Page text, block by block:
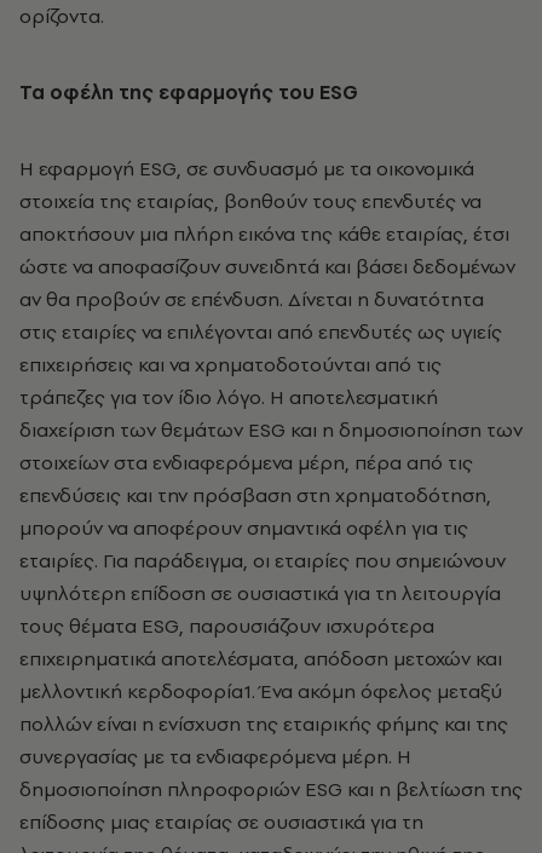
ορίζοντα.
Τα οφέλη της εφαρμογής του ESG
Η εφαρμογή ESG, σε συνδυασμό με τα οικονομικά
στοιχεία της εταιρίας, βοηθούν τους επενδυτές να
αποκτήσουν μια πλήρη εικόνα της κάθε εταιρίας, έτσι
ώστε να αποφασίζουν συνειδητά και βάσει δεδομένων
αν θα προβούν σε επένδυση. Δίνεται η δυνατότητα
στις εταιρίες να επιλέγονται από επενδυτές ως υγιείς
επιχειρήσεις και να χρηματοδοτούνται από τις
τράπεζες για τον ίδιο λόγο. Η αποτελεσματική
διαχείριση των θεμάτων ESG και η δημοσιοποίηση των
στοιχείων στα ενδιαφερόμενα μέρη, πέρα από τις
επενδύσεις και την πρόσβαση στη χρηματοδότηση,
μπορούν να αποφέρουν σημαντικά οφέλη για τις
εταιρίες. Για παράδειγμα, οι εταιρίες που σημειώνουν
υψηλότερη επίδοση σε ουσιαστικά για τη λειτουργία
τους θέματα ESG, παρουσιάζουν ισχυρότερα
επιχειρηματικά αποτελέσματα, απόδοση μετοχών και
μελλοντική κερδοφορία1. Ένα ακόμη όφελος μεταξύ
πολλών είναι η ενίσχυση της εταιρικής φήµης και της
συνεργασίας µε τα ενδιαφερόµενα µέρη. Η
δημοσιοποίηση πληροφοριών ESG και η βελτίωση της
επίδοσης μιας εταιρίας σε ουσιαστικά για τη